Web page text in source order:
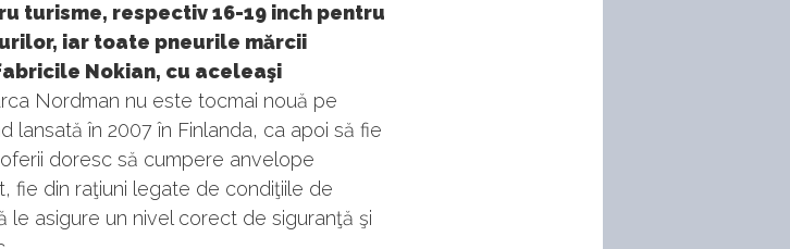
turisme, respectiv 16-19 inch pentru
iar toate pneurile mărcii
Nokian, cu aceleaşi
Nordman nu este tocmai nouă pe
lansată în 2007 în Finlanda, ca apoi să fie
doresc să cumpere anvelope
fie din raţiuni legate de condiţiile de
le asigure un nivel corect de siguranţă şi